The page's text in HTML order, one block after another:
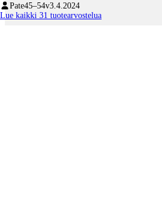
Pate45–54v3.4.2024
Lue kaikki 31 tuotearvostelua